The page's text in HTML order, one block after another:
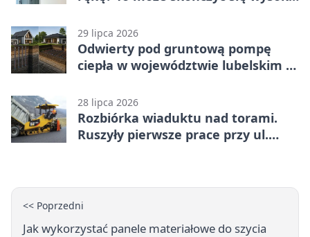
29 lipca 2026
Odwierty pod gruntową pompę
ciepła w województwie lubelskim -
28 lipca 2026
Rozbiórka wiaduktu nad torami.
Ruszyły pierwsze prace przy ul.
<< Poprzedni
Jak wykorzystać panele materiałowe do szycia